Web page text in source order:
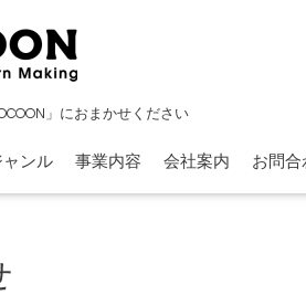
」におまかせください
ャンル 事業内容 会社案内 お問合